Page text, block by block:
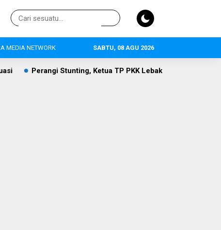
MEDIA NETWORK SABTU, 08 AGU 2026
Ketua TP PKK Lebak Sambangi Anak Asuh di Desa